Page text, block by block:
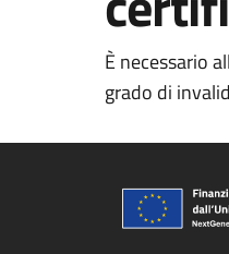
È necessario
grado di